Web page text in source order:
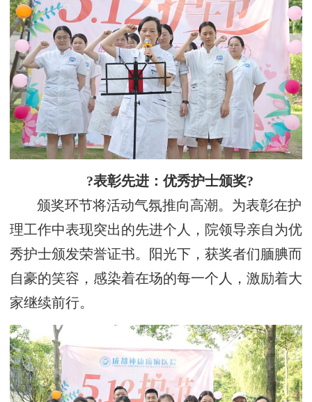
?表彰先进：优秀护士颁奖?
颁奖环节将活动气氛推向高潮。为表彰在护
理工作中表现突出的先进个人，院领导亲自为优
秀护士颁发荣誉证书。阳光下，获奖者们腼腆而
自豪的笑容，感染着在场的每一个人，激励着大
家继续前行。